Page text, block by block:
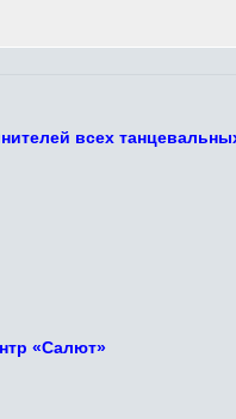
всех
«Салют»